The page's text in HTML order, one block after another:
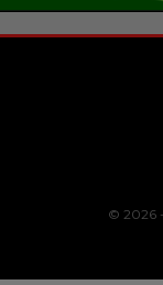
© 2026 -